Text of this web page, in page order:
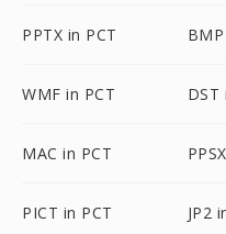
PPTX in PCT
WMF in PCT DST
MAC in PCT
PICT in PCT JP2